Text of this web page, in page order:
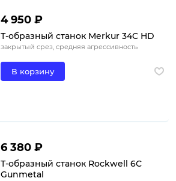
4 950 ₽
Т-образный станок Merkur 34C HD
закрытый срез, средняя агрессивность
В корзину
6 380 ₽
Т-образный станок Rockwell 6C
Gunmetal